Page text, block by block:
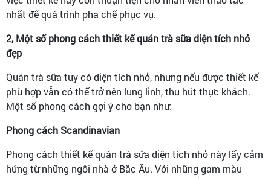
nhất để quá trình pha chế phục vụ.
2, Một số phong cách thiết kế quán trà sữa diện tích nhỏ
đẹp
Quán trà sữa tuy có diện tích nhỏ, nhưng nếu được thiết kế
phù hợp vẫn có thể trở nên lung linh, thu hút thực khách.
Một số phong cách gợi ý cho bạn như:
Phong cách Scandinavian
Phong cách thiết kế quán trà sữa diện tích nhỏ này lấy cảm
hứng từ những ngôi nhà ở Bắc Âu. Với những gam màu